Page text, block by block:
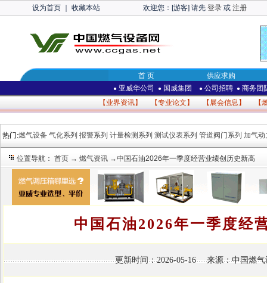
设为首页｜ 收藏本站 欢迎您：[游客] 请先 登录 或 注册
首 页 供应求购
● 亚威华公司 ● 国威集团 ● 公司招聘 ● 商务团
【业界资讯】 【专业论文 】 【 展会信息 】 【
热门:燃气设备 气化系列 报警系列 计量检测系列 测试仪表系列 管道阀门系列 加气动
位置导航： 首页 → 燃气资讯 →中国石油2026年一季度经营业绩创历史新高
中国石油2026年一季度经
更新时间：2026-05-16 来源：中国燃